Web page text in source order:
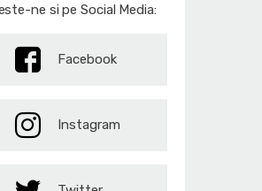
ne si pe Social Media:
Facebook
Instagram